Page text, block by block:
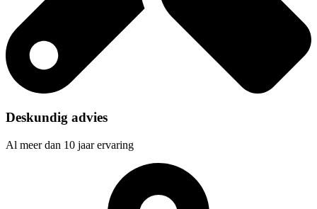
Deskundig advies
Al meer dan 10 jaar ervaring